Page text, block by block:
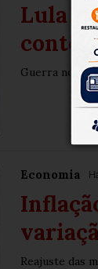
Lula
conter
Guerra no Irã
Economia
Reajuste das